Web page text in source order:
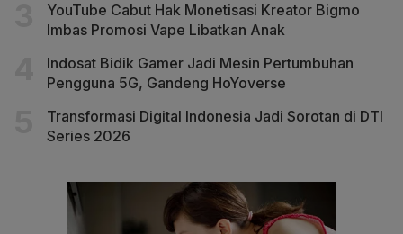
YouTube Cabut Hak Monetisasi Kreator Bigmo
Imbas Promosi Vape Libatkan Anak
Indosat Bidik Gamer Jadi Mesin Pertumbuhan
Pengguna 5G, Gandeng HoYoverse
Transformasi Digital Indonesia Jadi Sorotan di DTI
Series 2026